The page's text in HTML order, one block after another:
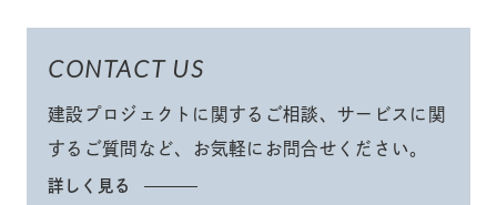
CONTACT US
建設プロジェクトに関するご相談、サービスに関
するご質問など、 お気軽にお問合せください。
詳しく見る